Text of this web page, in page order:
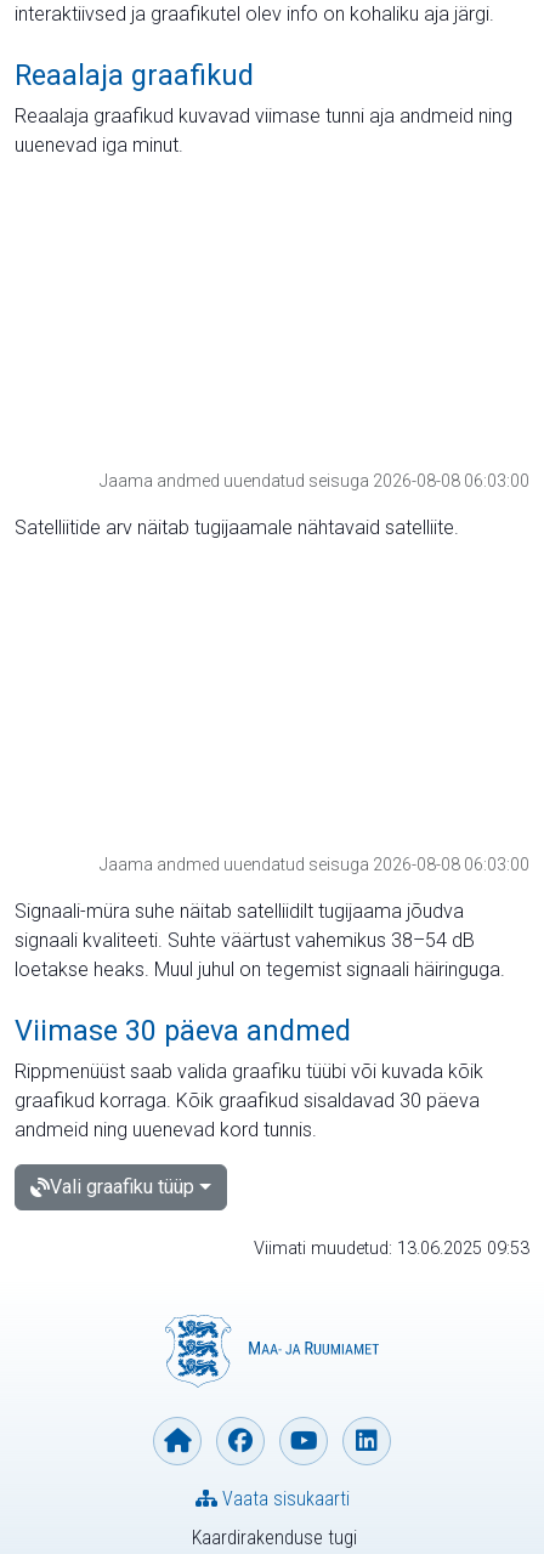
interaktiivsed ja graafikutel olev info on kohaliku aja järgi.
Reaalaja graafikud
Reaalaja graafikud kuvavad viimase tunni aja andmeid ning
uuenevad iga minut.
Jaama andmed uuendatud seisuga 2026-08-08 06:03:00
Satelliitide arv näitab tugijaamale nähtavaid satelliite.
Jaama andmed uuendatud seisuga 2026-08-08 06:03:00
Signaali-müra suhe näitab satelliidilt tugijaama jõudva
signaali kvaliteeti. Suhte väärtust vahemikus 38–54 dB
loetakse heaks. Muul juhul on tegemist signaali häiringuga.
Viimase 30 päeva andmed
Rippmenüüst saab valida graafiku tüübi või kuvada kõik
graafikud korraga. Kõik graafikud sisaldavad 30 päeva
andmeid ning uuenevad kord tunnis.
Vali graafiku tüüp
Viimati muudetud: 13.06.2025 09:53
Kaardirakenduse tugi
Vaata sisukaarti